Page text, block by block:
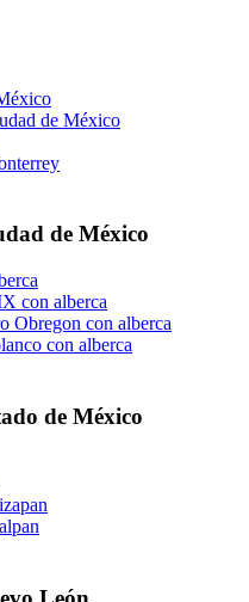
de México
de México
con alberca
Obregon con alberca
con alberca
de México